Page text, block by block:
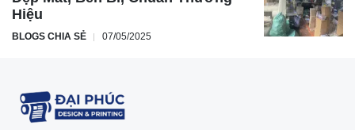
Hiệu
BLOGS CHIA SẺ 07/05/2025